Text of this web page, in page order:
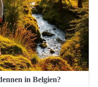
in Belgien?